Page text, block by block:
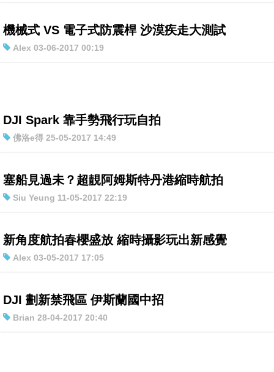
機械式 VS 電子式防震桿 沙漠疾走大測試
Alex 03-06-2017 00:19
DJI Spark 靠手勢飛行玩自拍
佛洛e得 25-05-2017 14:49
塞船見過未？超靚阿姆斯特丹港縮時航拍
Siu Yeung 11-05-2017 22:19
新角度航拍春櫻盛放 縮時攝影玩出新感覺
Alex 03-05-2017 17:05
DJI 劃新禁飛區 伊斯蘭國中招
Brian 28-04-2017 20:40